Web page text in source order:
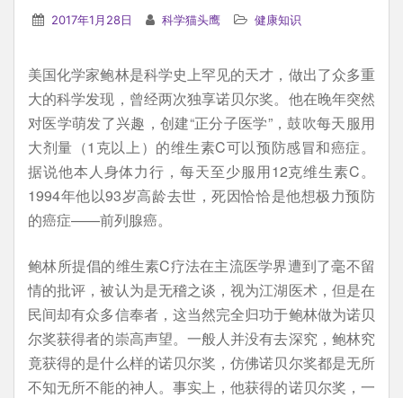
2017年1月28日 科学猫头鹰 健康知识
美国化学家鲍林是科学史上罕见的天才，做出了众多重
大的科学发现，曾经两次独享诺贝尔奖。他在晚年突然
对医学萌发了兴趣，创建“正分子医学”，鼓吹每天服用
大剂量（1克以上）的维生素C可以预防感冒和癌症。
据说他本人身体力行，每天至少服用12克维生素C。
1994年他以93岁高龄去世，死因恰恰是他想极力预防
的癌症——前列腺癌。
鲍林所提倡的维生素C疗法在主流医学界遭到了毫不留
情的批评，被认为是无稽之谈，视为江湖医术，但是在
民间却有众多信奉者，这当然完全归功于鲍林做为诺贝
尔奖获得者的崇高声望。一般人并没有去深究，鲍林究
竟获得的是什么样的诺贝尔奖，仿佛诺贝尔奖都是无所
不知无所不能的神人。事实上，他获得的诺贝尔奖，一